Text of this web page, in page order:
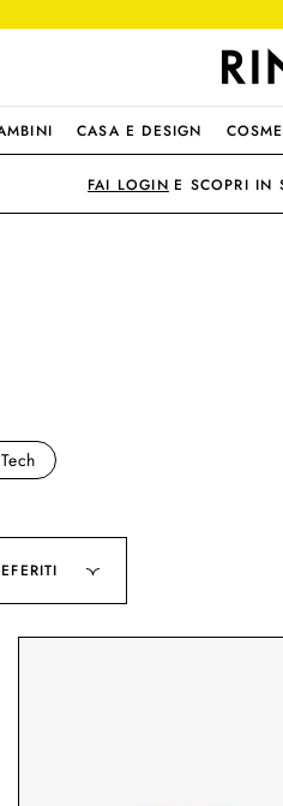
CASA E DESIGN
FAI LOGIN E SCOPRI IN